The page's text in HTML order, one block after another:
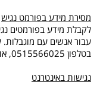
מסירת מידע בפורמט נגיש
לקבלת מידע בפורמטים
עבור אנשים עם מוגבלות.
בטלפון 0515566025, או בכתובת המייל:
נגישות באינטרנט